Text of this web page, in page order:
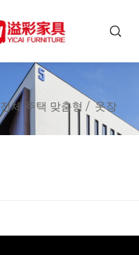
전체 주택 맞춤형 /옷장